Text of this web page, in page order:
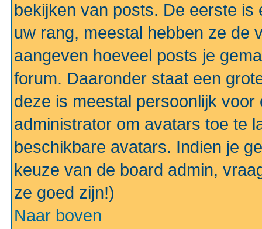
bekijken van posts. De eerste
uw rang, meestal hebben ze de
aangeven hoeveel posts je
forum. Daaronder staat een
deze is meestal persoonlijk
administrator om avatars toe te
beschikbare avatars. Indien je
keuze van de board admin,
ze goed zijn!)
Naar boven